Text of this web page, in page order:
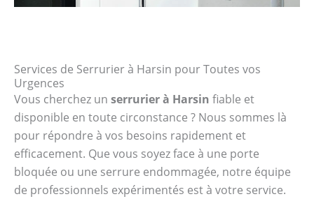
Services de Serrurier à Harsin pour Toutes vos
Urgences
Vous cherchez un serrurier à Harsin fiable et
disponible en toute circonstance ? Nous sommes là
pour répondre à vos besoins rapidement et
efficacement. Que vous soyez face à une porte
bloquée ou une serrure endommagée, notre équipe
de professionnels expérimentés est à votre service.